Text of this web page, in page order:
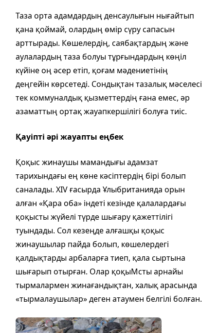
Таза орта адамдардың денсаулығын нығайтып
қана қоймай, олардың өмір сүру сапасын
арттырады. Көшелердің, саябақтардың және
аулалардың таза болуы тұрғындардың көңіл
күйіне оң әсер етіп, қоғам мәдениетінің
деңгейін көрсетеді. Сондықтан тазалық мәселесі
тек коммуналдық қызметтердің ғана емес, әр
азаматтың ортақ жауапкершілігі болуға тиіс.
Қауіпті әрі жауапты еңбек
Қоқыс жинаушы мамандығы адамзат
тарихындағы ең көне кәсіптердің бірі болып
саналады. XIV ғасырда Ұлыбританияда орын
алған «Қара оба» індеті кезінде қалалардағы
қоқысты жүйелі түрде шығару қажеттілігі
туындады. Сол кезеңде алғашқы қоқыс
жинаушылар пайда болып, көшелердегі
қалдықтарды арбаларға тиеп, қала сыртына
шығарып отырған. Олар қоқыМсты арнайы
тырмалармен жинағандықтан, халық арасында
«тырмалаушылар» деген атаумен белгілі болған.